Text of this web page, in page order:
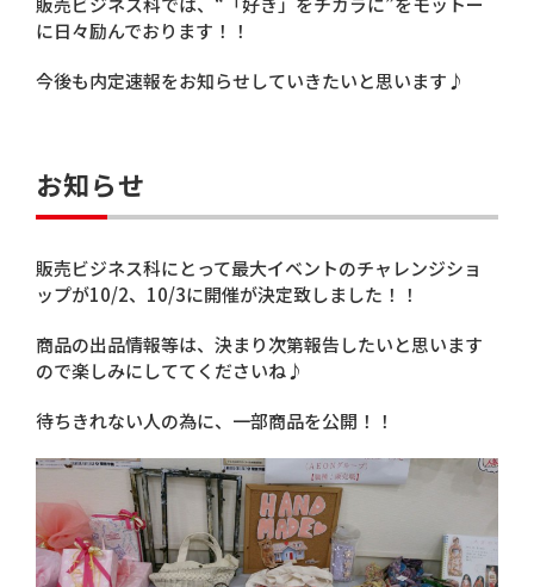
に日々励んでおります！！
今後も内定速報をお知らせしていきたいと思います♪
お知らせ
販売ビジネス科にとって最大イベントのチャレンジショ
ップが10/2、10/3に開催が決定致しました！！
商品の出品情報等は、決まり次第報告したいと思います
ので楽しみにしててくださいね♪
待ちきれない人の為に、一部商品を公開！！